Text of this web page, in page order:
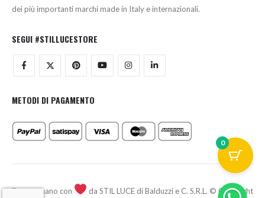
dei più importanti marchi made in Italy e internazionali.
SEGUI #STILLUCESTORE
METODI DI PAGAMENTO
Fatto a mano con da STIL LUCE di Balduzzi e C. S.R.L. © Copyright
0